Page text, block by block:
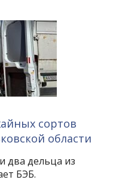
сортов
области
два дельца из
БЭБ.